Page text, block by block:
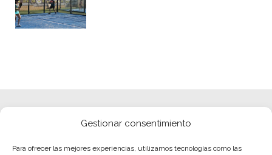
Gestionar consentimiento
Para ofrecer las mejores experiencias, utilizamos tecnologías como las